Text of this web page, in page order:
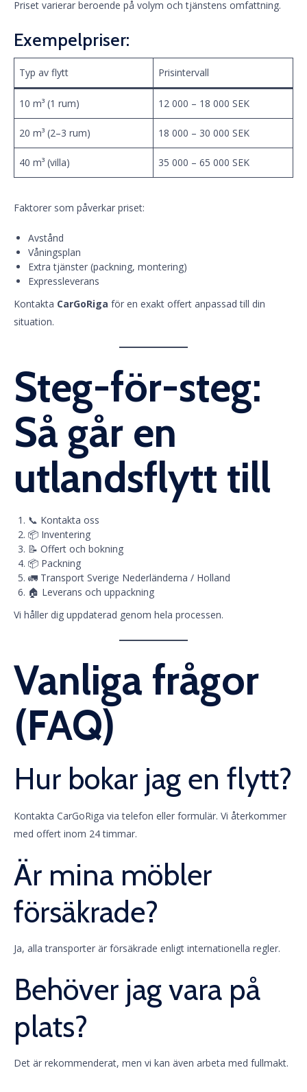
Priset varierar beroende på volym och tjänstens omfattning.
Exempelpriser:
Typ av flytt Prisintervall
10 m³ (1 rum) 12 000 – 18 000 SEK
20 m³ (2–3 rum) 18 000 – 30 000 SEK
40 m³ (villa) 35 000 – 65 000 SEK
Faktorer som påverkar priset:
Avstånd
Våningsplan
Extra tjänster (packning, montering)
Expressleverans
Kontakta CarGoRiga för en exakt offert anpassad till din
situation.
Steg-för-steg:
Så går en
utlandsflytt till
📞 Kontakta oss
📦 Inventering
📝 Offert och bokning
📦 Packning
🚛 Transport Sverige Nederländerna / Holland
🏠 Leverans och uppackning
Vi håller dig uppdaterad genom hela processen.
Vanliga frågor
(FAQ)
Hur bokar jag en flytt?
Kontakta CarGoRiga via telefon eller formulär. Vi återkommer
med offert inom 24 timmar.
Är mina möbler
försäkrade?
Ja, alla transporter är försäkrade enligt internationella regler.
Behöver jag vara på
plats?
Det är rekommenderat, men vi kan även arbeta med fullmakt.